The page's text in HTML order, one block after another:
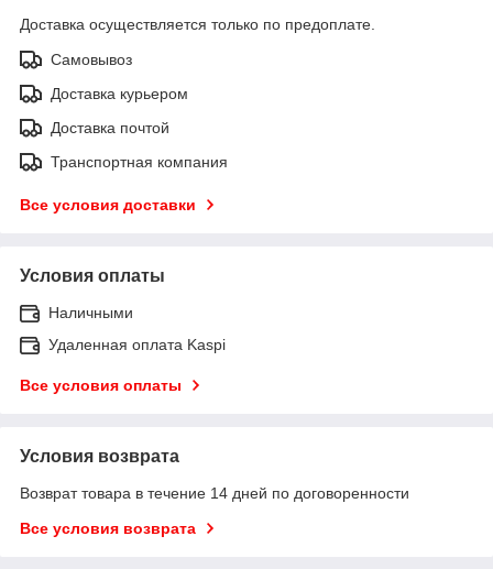
Доставка осуществляется только по предоплате.
Самовывоз
Доставка курьером
Доставка почтой
Транспортная компания
Все условия доставки
Условия оплаты
Наличными
Удаленная оплата Kaspi
Все условия оплаты
Условия возврата
Возврат товара в течение 14 дней по договоренности
Все условия возврата